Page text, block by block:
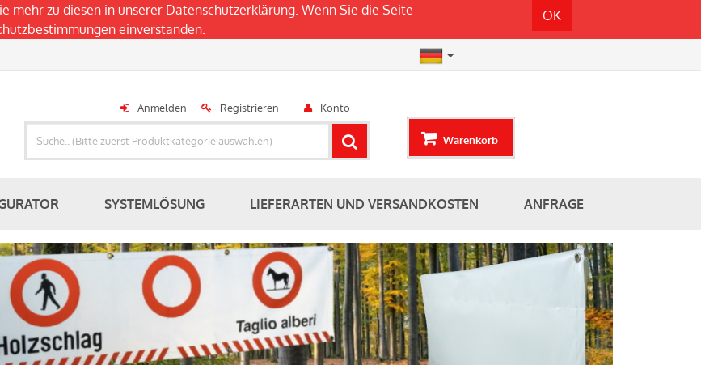
mehr zu diesen in unserer Datenschutzerklärung. Wenn Sie die Seite
einverstanden.
OK
Anmelden Registrieren Konto
Warenkorb
SYSTEMLÖSUNG LIEFERARTEN UND VERSANDKOSTEN ANFRAGE